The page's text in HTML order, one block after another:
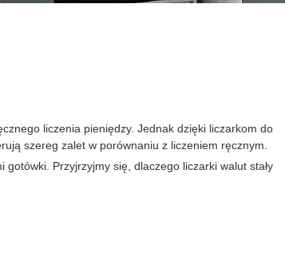
liczenia pieniędzy. Jednak dzięki liczarkom do
szereg zalet w porównaniu z liczeniem ręcznym.
Przyjrzyjmy się, dlaczego liczarki walut stały